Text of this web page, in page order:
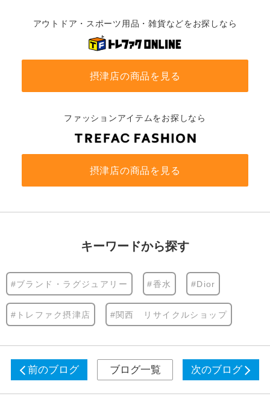
アウトドア・スポーツ用品・雑貨などをお探しなら
摂津店の商品を見る
ファッションアイテムをお探しなら
摂津店の商品を見る
キーワードから探す
#ブランド・ラグジュアリー #香水 #Dior
#トレファク摂津店 #関西 リサイクルショップ
前のブログ ブログ一覧 次のブログ